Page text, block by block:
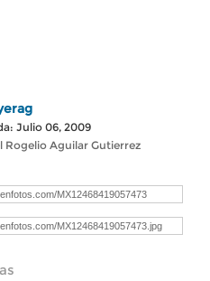
Julio 06, 2009
Rogelio Aguilar Gutierrez